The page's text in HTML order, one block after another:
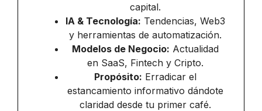
capital.
IA & Tecnología: Tendencias, Web3
y herramientas de automatización.
Modelos de Negocio: Actualidad
en SaaS, Fintech y Cripto.
Propósito: Erradicar el
estancamiento informativo dándote
claridad desde tu primer café.